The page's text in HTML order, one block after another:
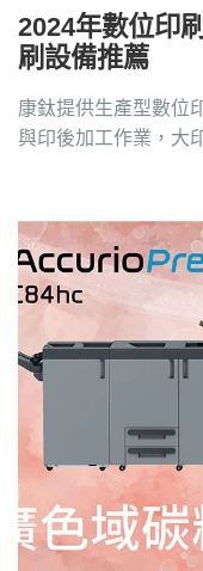
2024年數位印
刷設備推薦
康鈦提供生產型數位
與印後加工作業，大